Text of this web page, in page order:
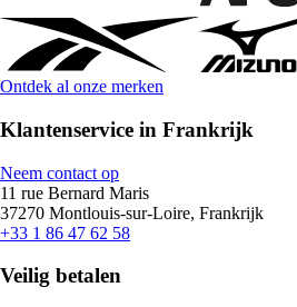
Ontdek al onze merken
Klantenservice in Frankrijk
Neem contact op
11 rue Bernard Maris
37270 Montlouis-sur-Loire, Frankrijk
+33 1 86 47 62 58
Veilig betalen